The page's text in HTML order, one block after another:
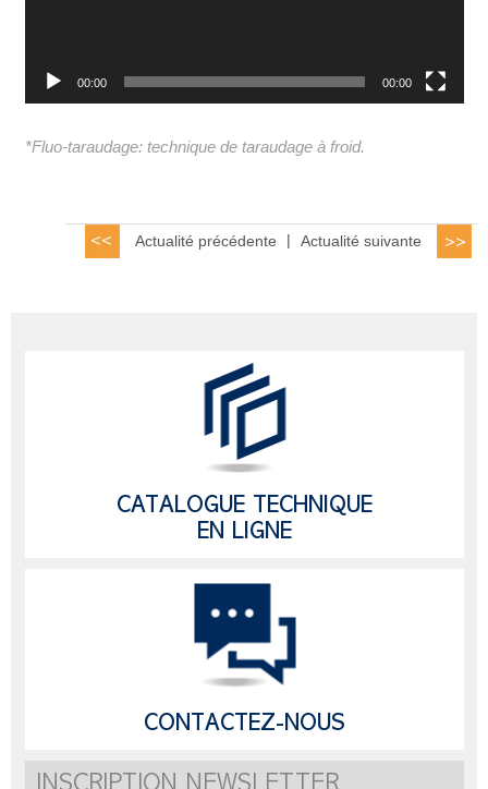
00:00 00:00
*Fluo-taraudage: technique de taraudage à froid.
Actualité précédente | Actualité suivante
CATALOGUE TECHNIQUE
EN LIGNE
CONTACTEZ-NOUS